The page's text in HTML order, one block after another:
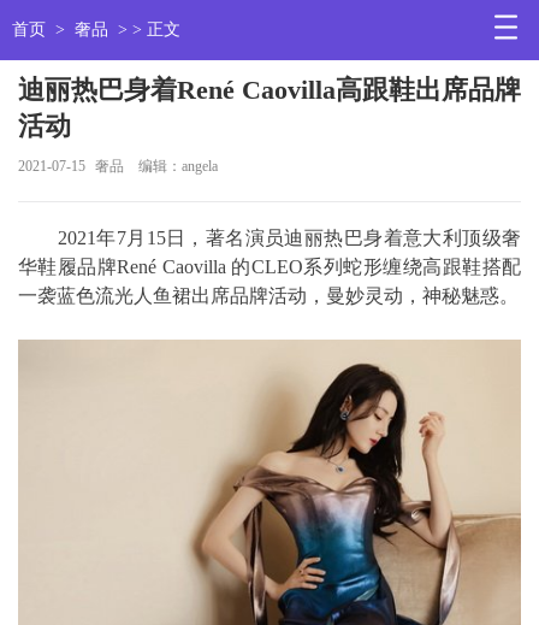
首页 > 奢品 > > 正文
迪丽热巴身着René Caovilla高跟鞋出席品牌
活动
2021-07-15 奢品 编辑：angela
2021年7月15日，著名演员迪丽热巴身着意大利顶级奢
华鞋履品牌René Caovilla 的CLEO系列蛇形缠绕高跟鞋搭配
一袭蓝色流光人鱼裙出席品牌活动，曼妙灵动，神秘魅惑。